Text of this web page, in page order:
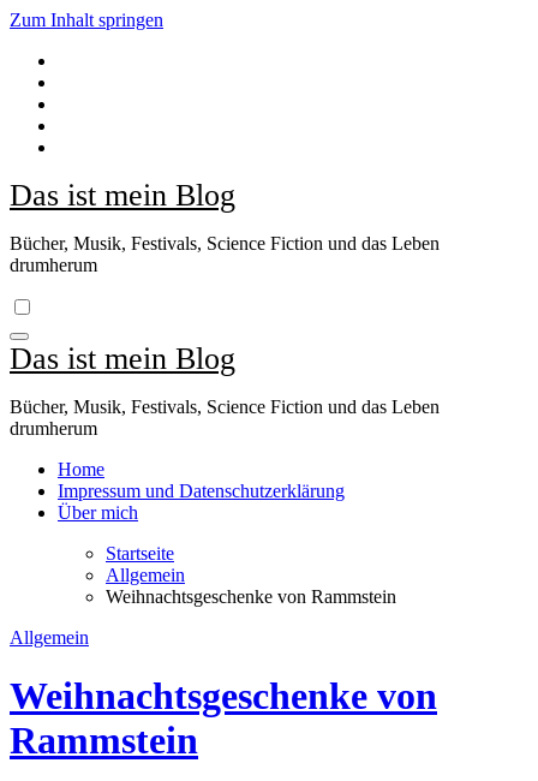
Zum Inhalt springen
Das ist mein Blog
Bücher, Musik, Festivals, Science Fiction und das Leben
drumherum
Das ist mein Blog
Bücher, Musik, Festivals, Science Fiction und das Leben
drumherum
Home
Impressum und Datenschutzerklärung
Über mich
Startseite
Allgemein
Weihnachtsgeschenke von Rammstein
Allgemein
Weihnachtsgeschenke von
Rammstein